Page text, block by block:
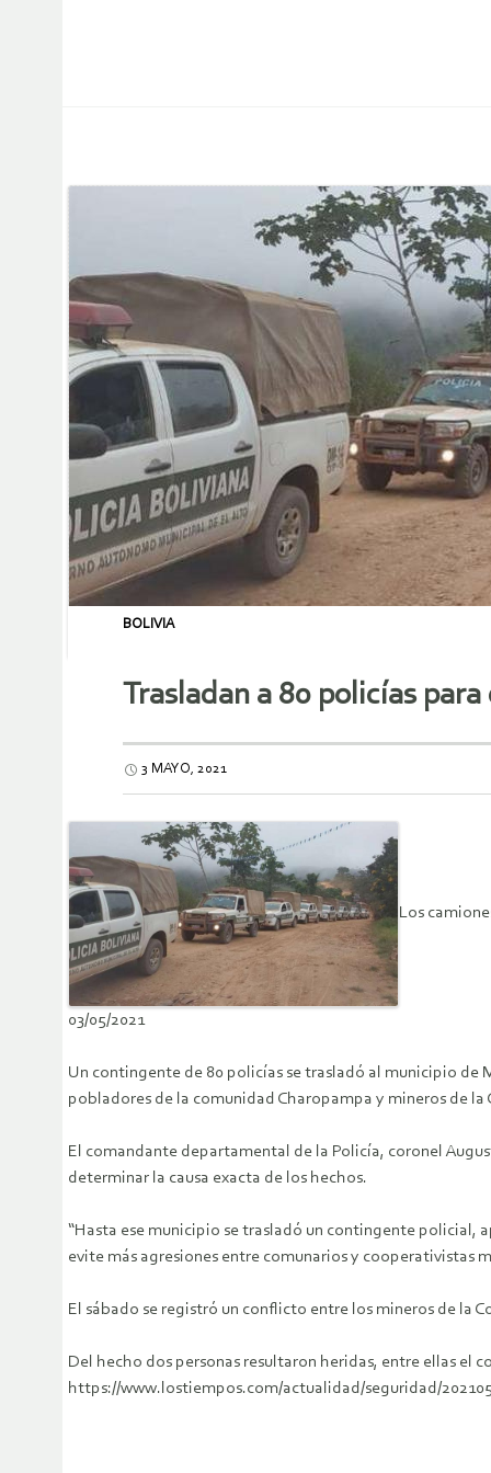
BOLIVIA
Trasladan a 80 policías
3 MAYO, 2021
Los
03/05/2021
Un contingente de 80 policías se trasladó al municipio de
pobladores de la comunidad Charopampa y mineros de la
El comandante departamental de la Policía, coronel
determinar la causa exacta de los hechos.
“Hasta ese municipio se trasladó un contingente policial,
evite más agresiones entre comunarios y cooperativistas
El sábado se registró un conflicto entre los mineros de la
Del hecho dos personas resultaron heridas, entre ellas el
https://www.lostiempos.com/actualidad/seguridad/